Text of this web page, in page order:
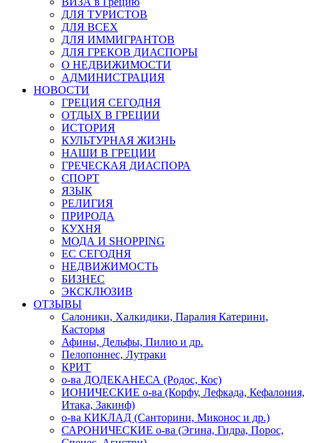
ДЛЯ ТУРИСТОВ
ДЛЯ ВСЕХ
ДЛЯ ИММИГРАНТОВ
ДЛЯ ГРЕКОВ ДИАСПОРЫ
О НЕДВИЖИМОСТИ
АДМИНИСТРАЦИЯ
НОВОСТИ
ГРЕЦИЯ СЕГОДНЯ
ОТДЫХ В ГРЕЦИИ
ИСТОРИЯ
КУЛЬТУРНАЯ ЖИЗНЬ
НАШИ В ГРЕЦИИ
ГРЕЧЕСКАЯ ДИАСПОРА
СПОРТ
ЯЗЫК
РЕЛИГИЯ
ПРИРОДА
КУХНЯ
МОДА И SHOPPING
ЕС СЕГОДНЯ
НЕДВИЖИМОСТЬ
БИЗНЕС
ЭКСКЛЮЗИВ
ОТЗЫВЫ
Салоники, Халкидики, Паралия Катерини,
Касторья
Афины, Дельфы, Пилио и др.
Пелопоннес, Лутраки
КРИТ
о-ва ДОДЕКАНЕСА (Родос, Кос)
ИОНИЧЕСКИЕ о-ва (Корфу, Лефкада, Кефалония,
Итака, Закинф)
о-ва КИКЛАД (Санторини, Миконос и др.)
САРОНИЧЕСКИЕ о-ва (Эгина, Гидра, Порос,